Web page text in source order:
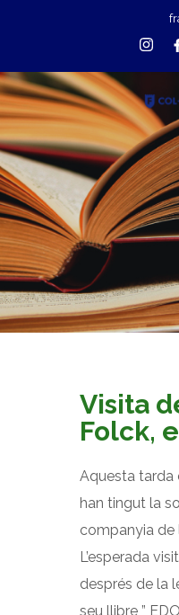
Visita
Folck,
Aquesta tarda
han tingut la
companyia de
L’esperada
després de la
seu llibre ”